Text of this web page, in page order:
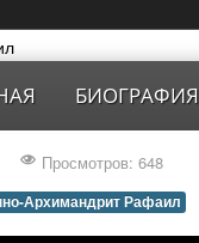
БИОГРАФИЯ
Просмотров: 648
Архимандрит Рафаил